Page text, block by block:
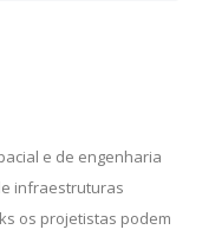
e de engenharia
infraestruturas
os projetistas podem